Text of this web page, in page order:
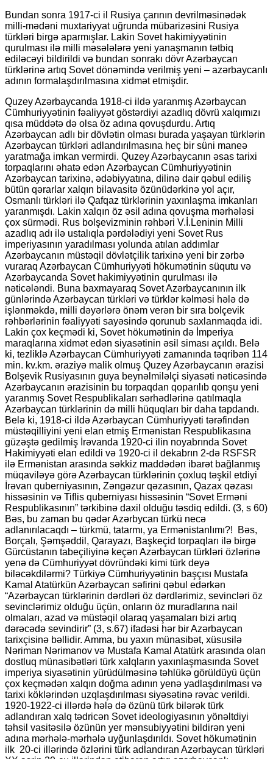
Bundan sonra 1917-ci il Rusiya çarının devrilməsinədək
milli-mədəni muxtariyyat uğrunda mübarizəsini Rusiya
türkləri birgə aparmışlar. Lakin Sovet hakimiyyətinin
qurulması ilə milli məsələlərə yeni yanaşmanın tətbiq
ediləcəyi bildirildi və bundan sonrakı dövr Azərbaycan
türklərinə artıq Sovet dönəmində verilmiş yeni – azərbaycanlı
adının formalaşdırılmasına xidmət etmişdir.
Quzey Azərbaycanda 1918-ci ildə yaranmış Azərbaycan
Cümhuriyyətinin fəaliyyət göstərdiyi azadlıq dövrü xalqımızı
qısa müddətə də olsa öz adına qovuşdurdu. Artıq
Azərbaycan adlı bir dövlətin olması burada yaşayan türklərin
Azərbaycan türkləri adlandırılmasına heç bir süni maneə
yaratmağa imkan vermirdi. Quzey Azərbaycanın əsas tarixi
torpaqlarını əhatə edən Azərbaycan Cümhuriyyətinin
Azərbaycan tarixinə, ədəbiyyatına, dilinə dair qəbul ediliş
bütün qərarlar xalqın bilavasitə özünüdərkinə yol açır,
Osmanlı türkləri ilə Qafqaz türklərinin yaxınlaşma imkanları
yaranmışdı. Lakin xalqın öz əsil adına qovuşma mərhələsi
çox sürmədi. Rus bolşevizminin rəhbəri V.İ.Leninin Milli
azadlıq adı ilə ustalıqla pərdələdiyi yeni Sovet Rus
imperiyasının yaradılması yolunda atılan addımlar
Azərbaycanın müstəqil dövlətçilik tarixinə yeni bir zərbə
vuraraq Azərbaycan Cümhuriyyəti hökumətinin süqutu və
Azərbaycanda Sovet hakimiyyətinin qurulması ilə
nəticələndi. Buna baxmayaraq Sovet Azərbaycanının ilk
günlərində Azərbaycan türkləri və türklər kəlməsi hələ də
işlənməkdə, milli dəyərlərə önəm verən bir sıra bolçevik
rəhbərlərinin fəaliyyəti sayəsində qorunub saxlanmaqda idi.
Lakin çox keçmədi ki, Sovet hökumətinin də İmperiya
maraqlarına xidmət edən siyasətinin əsil siması açıldı. Belə
ki, tezliklə Azərbaycan Cümhuriyyəti zamanında təqribən 114
min. kv.km. əraziyə malik olmuş Quzey Azərbaycanın ərazisi
Bolşevik Rusiyasının guya beynəlmiləlçi siyasəti nəticəsində
Azərbaycanın ərazisinin bu torpaqdan qoparılıb qonşu yeni
yaranmış Sovet Respublikaları sərhədlərinə qatılmaqla
Azərbaycan türklərinin də milli hüquqları bir daha tapdandı.
Belə ki, 1918-ci ildə Azərbaycan Cümhuriyyəti tərəfindən
müstəqilliyini yeni elan etmiş Ermənistan Respublikasına
güzəştə gedilmiş İrəvanda 1920-ci ilin noyabrında Sovet
Hakimiyyəti elan edildi və 1920-ci il dekabrın 2-də RSFSR
ilə Ermənistan arasında səkkiz maddədən ibarət bağlanmış
müqaviləyə görə Azərbaycan türklərinin çoxluq təşkil etdiyi
İrəvan quberniyasının, Zəngəzur qəzasının, Qazax qəzası
hissəsinin və Tiflis quberniyası hissəsinin “Sovet Erməni
Respublikasının” tərkibinə daxil olduğu təsdiq edildi. (3, s 60)
Bəs, bu zaman bu qədər Azərbycan türkü necə
adlanırılacaqdı – türkmü, tatarmı, ya Ermənistanlımı?! Bəs,
Borçalı, Şəmşəddil, Qarayazı, Başkeçid torpaqları ilə birgə
Gürcüstanın tabeçiliyinə keçən Azərbaycan türkləri özlərinə
yenə də Cümhuriyyət dövründəki kimi türk deyə
biləcəkdilərmi? Türkiyə Cümhuriyyətinin başçısı Mustafa
Kamal Atatürkün Azərbaycan səfirini qəbul edərkən
“Azərbaycan türklərinin dərdləri öz dərdlərimiz, sevincləri öz
sevinclərimiz olduğu üçün, onların öz muradlarına nail
olmaları, azad və müstəqil olaraq yaşamaları bizi artıq
dərəcədə sevindirir” (3, s.67) ifadəsi hər bir Azərbaycan
tarixçisinə bəllidir. Amma, bu yaxın münasibət, xüsusilə
Nəriman Nərimanov və Mustafa Kamal Atatürk arasında olan
dostluq münasibətləri türk xalqların yaxınlaşmasında Sovet
imperiya siyasətinin yürüdülməsinə təhlükə görüldüyü üçün
çox keçmədən xalqın doğma adının yenə yadlaşdırılması və
tarixi köklərindən uzqlaşdırılması siyəsətinə rəvac verildi.
1920-1922-ci illərdə hələ də özünü türk bilərək türk
adlandıran xalq tədricən Sovet ideologiyasının yönəltdiyi
təhsil vasitəsilə özünün yer mənsubiyyətini bildirən yeni
adına mərhələ-mərhələ uyğunlaşdırıldı. Sovet hökumətinin
ilk 20-ci illərində özlərini türk adlandıran Azərbaycan türkləri